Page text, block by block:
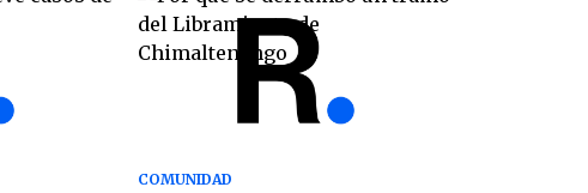
COMUNIDAD